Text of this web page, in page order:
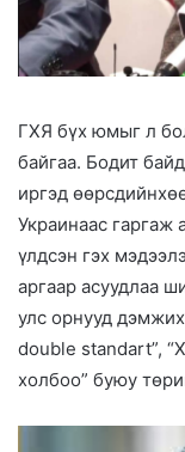
ГХЯ бүх юмыг л
байгаа. Бодит
иргэд
Украинаас гаргаж
үлдсэн гэх
аргаар асуудлаа
улс орнууд
double standart”,
холбоо” буюу